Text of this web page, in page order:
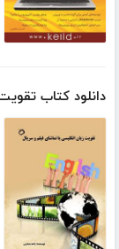
دانلود کتاب